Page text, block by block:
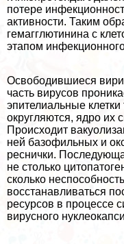
потере
активности. Таким
гемагглютинина с
этапом
Освободившиеся
часть вирусов
эпителиальные
округляются, ядро их
Происходит
ней базофильных и
реснички.
не столько
сколько
восстанавливаться
ресурсов в процессе
вирусного